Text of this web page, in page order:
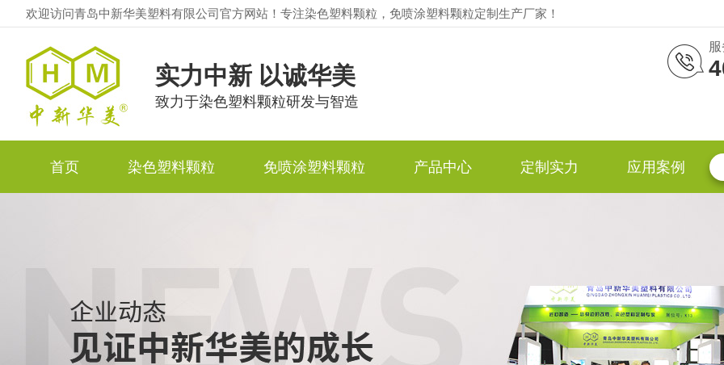
欢迎访问青岛中新华美塑料有限公司官方网站！专注染色塑料颗粒，免喷涂塑料颗粒定制生产厂家！
实力中新 以诚华美
致力于染色塑料颗粒研发与智造
服
首页 染色塑料颗粒 免喷涂塑料颗粒 产品中心 定制实力 应用案例